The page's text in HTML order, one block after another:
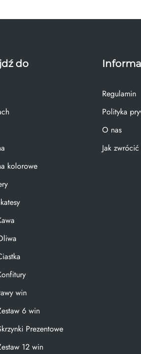
do
kolorowe
win
6 win
Prezentowe
12 win
Regulamin
Polityka
O nas
Jak